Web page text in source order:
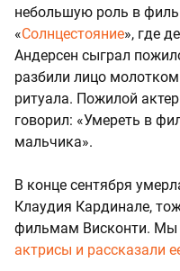
небольшую роль в
«Солнцестояние», где
Андерсен сыграл
разбили лицо
ритуала. Пожилой
говорил: «Умереть в
мальчика».
В конце сентября
Клаудия Кардинале,
фильмам Висконти. Мы
актрисы и рассказали